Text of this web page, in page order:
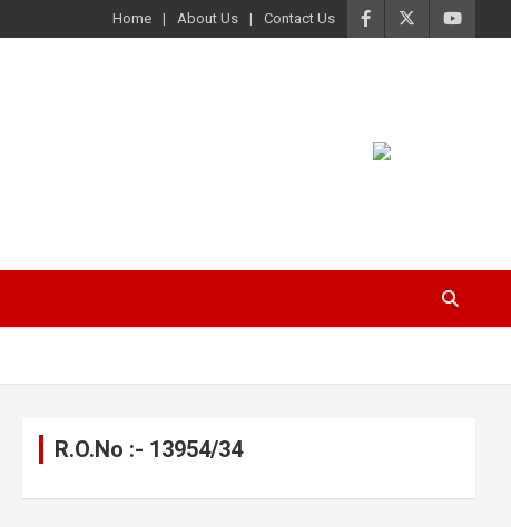
Home About Us Contact Us
R.O.No :- 13954/34